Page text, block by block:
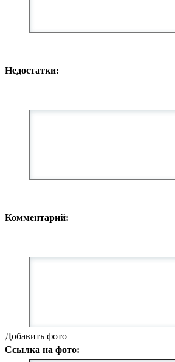
Недостатки:
Комментарий:
Добавить фото
Ссылка на фото: